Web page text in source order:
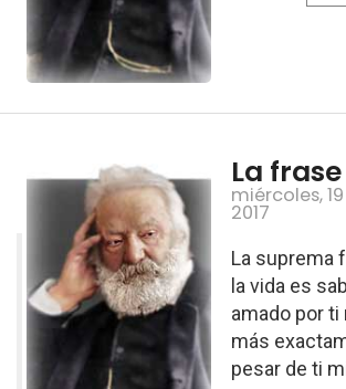
La
miércoles,
2017
La suprema
la vida es
amado por ti
más
pesar de ti